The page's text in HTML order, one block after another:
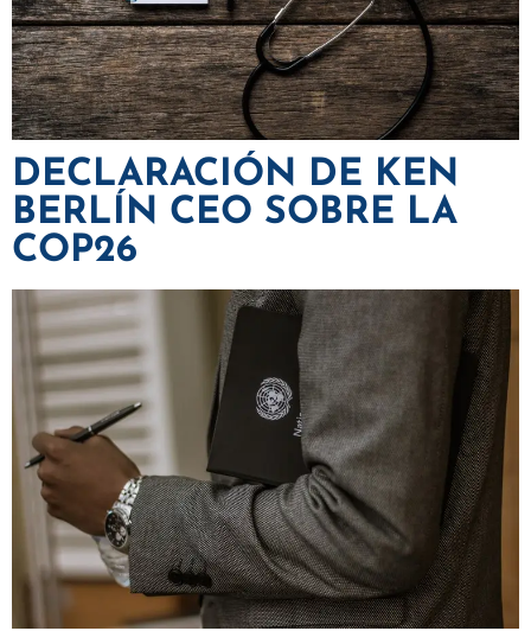
DECLARACIÓN DE KEN
BERLÍN CEO SOBRE LA
COP26